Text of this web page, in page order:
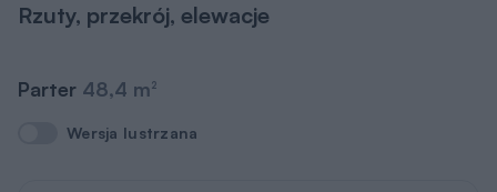
Rzuty, przekrój, elewacje
Parter 48,4 m2
Wersja lustrzana
Wersja lustrzana